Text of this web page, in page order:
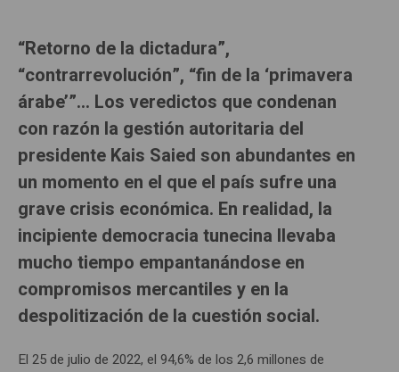
“Retorno de la dictadura”,
“contrarrevolución”, “fin de la ‘primavera
árabe’”… Los veredictos que condenan
con razón la gestión autoritaria del
presidente Kais Saied son abundantes en
un momento en el que el país sufre una
grave crisis económica. En realidad, la
incipiente democracia tunecina llevaba
mucho tiempo empantanándose en
compromisos mercantiles y en la
despolitización de la cuestión social.
El 25 de julio de 2022, el 94,6% de los 2,6 millones de